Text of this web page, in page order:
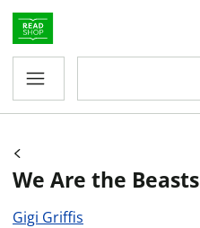
We Are the Beasts
Gigi Griffis